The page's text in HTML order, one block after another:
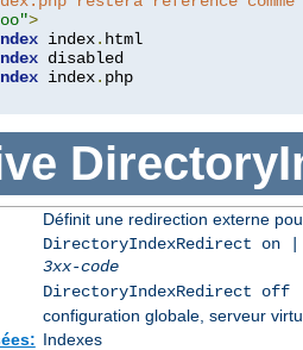
>
index. html
disabled
index.
Définit une redirection externe
DirectoryIndexRedirect
3xx-code
DirectoryIndexRedirect off
configuration globale, serveur
Indexes